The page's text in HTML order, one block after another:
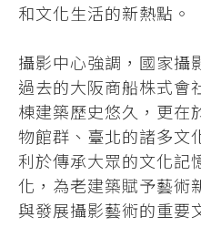
和文化生活的新熱點。
攝影中心強調，國家攝
過去的大阪商船株式會
棟建築歷史悠久，更在
物館群、臺北的諸多文
利於傳承大眾的文化記
化，為老建築賦予藝術
與發展攝影藝術的重要